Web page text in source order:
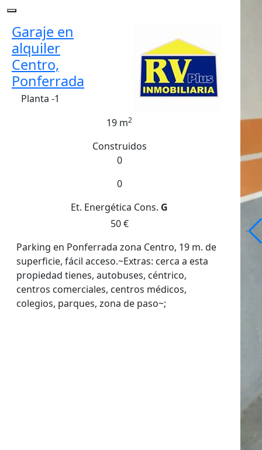
Garaje en
alquiler
Centro,
Ponferrada
Planta -1
19 m2
Construidos
0
0
Et. Energética Cons. G
50 €
Parking en Ponferrada zona Centro, 19 m. de
superficie, fácil acceso.~Extras: cerca a esta
propiedad tienes, autobuses, céntrico,
centros comerciales, centros médicos,
colegios, parques, zona de paso~;